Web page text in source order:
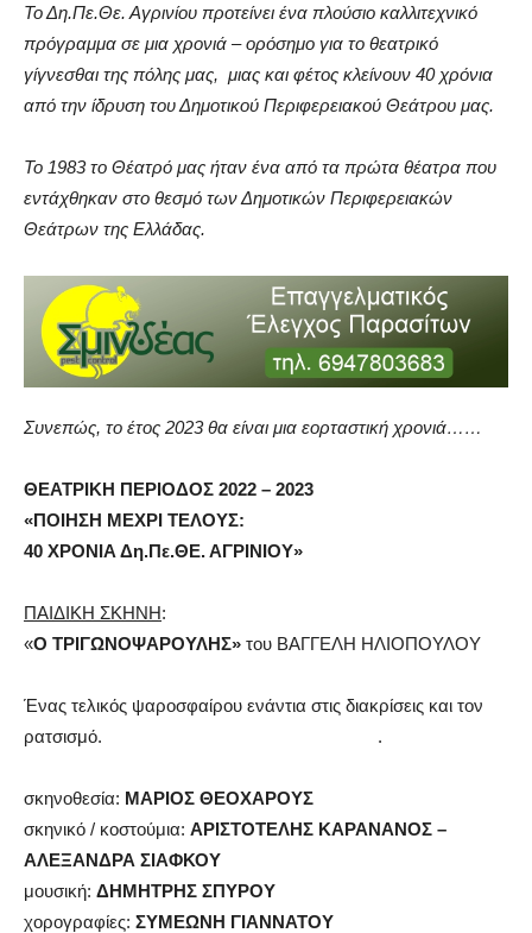
Το Δη.Πε.Θε. Αγρινίου προτείνει ένα πλούσιο καλλιτεχνικό
πρόγραμμα σε μια χρονιά – ορόσημο για το θεατρικό
γίγνεσθαι της πόλης μας, μιας και φέτος κλείνουν 40 χρόνια
από την ίδρυση του Δημοτικού Περιφερειακού Θεάτρου μας.
Το 1983 το Θέατρό μας ήταν ένα από τα πρώτα θέατρα που
εντάχθηκαν στο θεσμό των Δημοτικών Περιφερειακών
Θεάτρων της Ελλάδας.
Συνεπώς, το έτος 2023 θα είναι μια εορταστική χρονιά……
ΘΕΑΤΡΙΚΗ ΠΕΡΙΟΔΟΣ 2022 – 2023
«ΠΟΙΗΣΗ ΜΕΧΡΙ ΤΕΛΟΥΣ:
40 ΧΡΟΝΙΑ Δη.Πε.ΘΕ. ΑΓΡΙΝΙΟΥ»
ΠΑΙΔΙΚΗ ΣΚΗΝΗ:
«Ο ΤΡΙΓΩΝΟΨΑΡΟΥΛΗΣ» του ΒΑΓΓΕΛΗ ΗΛΙΟΠΟΥΛΟΥ
Ένας τελικός ψαροσφαίρου ενάντια στις διακρίσεις και τον
ρατσισμό. .
σκηνοθεσία: ΜΑΡΙΟΣ ΘΕΟΧΑΡΟΥΣ
σκηνικό / κοστούμια: ΑΡΙΣΤΟΤΕΛΗΣ ΚΑΡΑΝΑΝΟΣ –
ΑΛΕΞΑΝΔΡΑ ΣΙΑΦΚΟΥ
μουσική: ΔΗΜΗΤΡΗΣ ΣΠΥΡΟΥ
χορογραφίες: ΣΥΜΕΩΝΗ ΓΙΑΝΝΑΤΟΥ